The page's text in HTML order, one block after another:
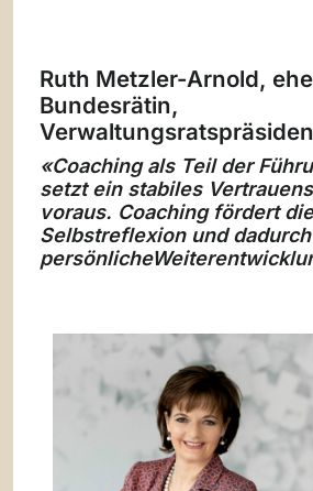
Ruth Metzler-Arnold,
Bundesrätin,
«Coaching als Teil der
setzt ein stabiles
voraus. Coaching fördert die
Selbstreflexion und